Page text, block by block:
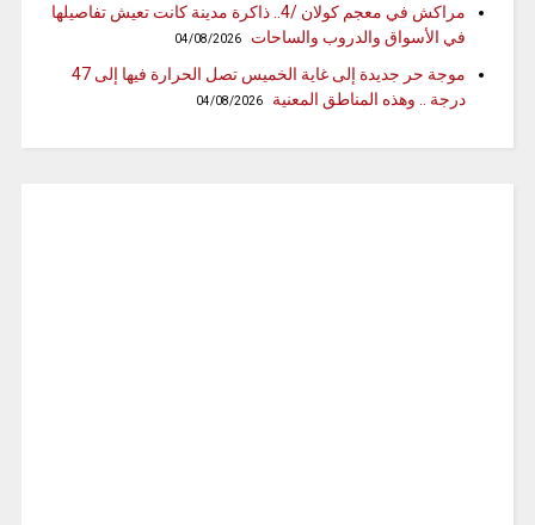
مراكش في معجم كولان /4.. ذاكرة مدينة كانت تعيش تفاصيلها
في الأسواق والدروب والساحات
04/08/2026
موجة حر جديدة إلى غاية الخميس تصل الحرارة فيها إلى 47
درجة .. وهذه المناطق المعنية
04/08/2026